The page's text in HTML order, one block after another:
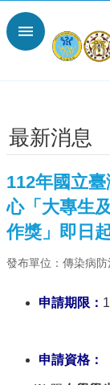
跳到主要內容區塊
進
首
頁
大
首
網
站
訊
最新消息
112年國立
心「大專生
作獎」即日
發布單位：傳染病
申請期限：
申請資格：